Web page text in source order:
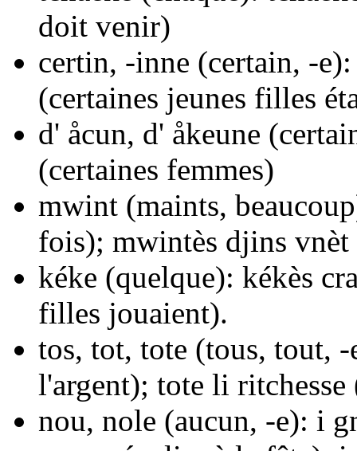
doit venir)
certin, -inne (certain, -
(certaines jeunes filles
d' åcun, d' åkeune
(certaines femmes)
mwint (maints,
fois); mwintès djins vnèt
kéke (quelque): kékès
filles jouaient).
tos, tot, tote (tous, tout,
l'argent); tote li ritchesse
nou, nole (aucun, -e): i